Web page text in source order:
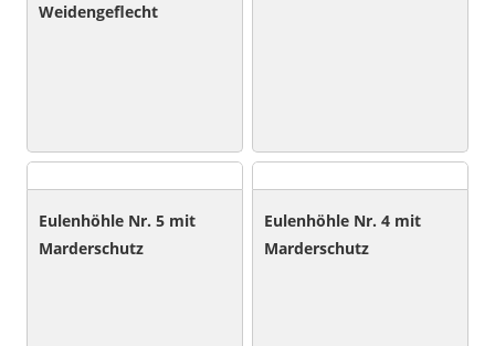
Weidengeflecht
Eulenhöhle Nr. 5 mit
Marderschutz
Eulenhöhle Nr. 4 mit
Marderschutz